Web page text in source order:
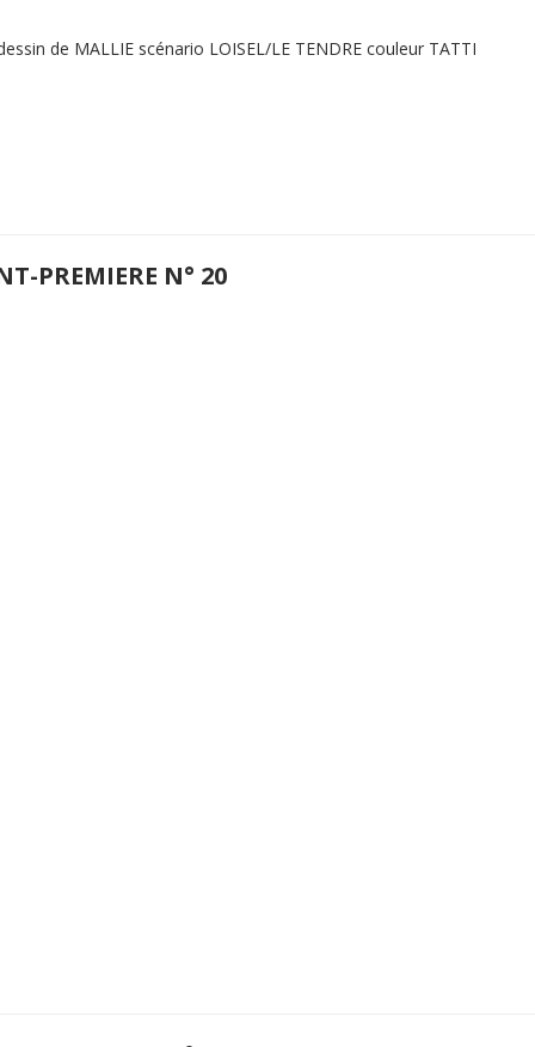
de MALLIE scénario LOISEL/LE TENDRE couleur TATTI
PREMIERE N° 20